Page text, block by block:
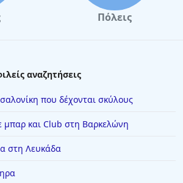
Σκόπελο
Ελούντα
Ικαρία
Κέα
Πόλεις
αναζητήσεις
που δέχονται σκύλους
μπαρ και Club στη Βαρκελώνη
στη Λευκάδα